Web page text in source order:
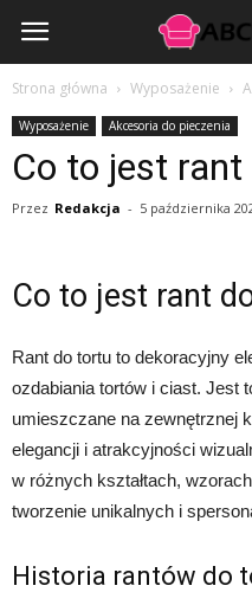
ABCwnetrza.pl
Strona główna Wyposażenie
Wyposażenie Akcesoria do pieczenia
Co to jest
Przez Redakcja - 5 października
Co to jest rant
Rant do tortu to dekoracyjny
ozdabiania tortów i ciast. Jest
umieszczane na zewnętrznej
elegancji i atrakcyjności
w różnych kształtach,
tworzenie unikalnych i
Historia rantów do